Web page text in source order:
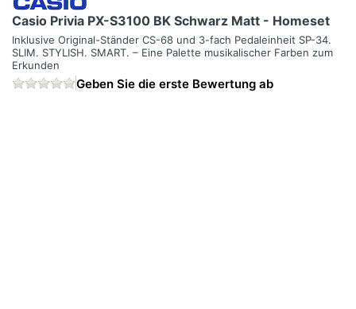
Casio Privia PX-S3100 BK Schwarz Matt - Homeset
Inklusive Original-Ständer CS-68 und 3-fach Pedaleinheit SP-34.
SLIM. STYLISH. SMART. – Eine Palette musikalischer Farben zum
Erkunden
Geben Sie die erste Bewertung ab